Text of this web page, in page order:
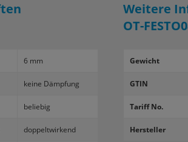
6 mm
keine Dämp­fung
be­lie­big
dop­pelt­wir­kend
Weitere
OT-
Gewicht
GTIN
Tariff No.
Hersteller